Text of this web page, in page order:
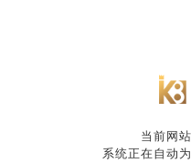
当前网
系统正在自动